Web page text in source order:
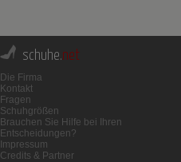
schuhe.net
Die Firma
Kontakt
Fragen
Schuhgrößen
Brauchen Sie Hilfe bei Ihren
Entscheidungen?
Impressum
Credits & Partner